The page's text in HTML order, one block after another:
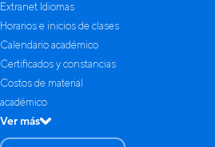
Extranet Idiomas
Horarios e inicios de clases
Calendario académico
Certificados y constancias
Costos de material
académico
Ver más